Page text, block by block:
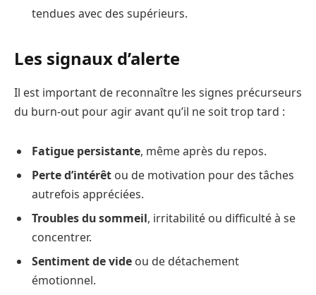
tendues avec des supérieurs.
Les signaux d’alerte
Il est important de reconnaître les signes précurseurs
du burn-out pour agir avant qu’il ne soit trop tard :
Fatigue persistante, même après du repos.
Perte d’intérêt ou de motivation pour des tâches
autrefois appréciées.
Troubles du sommeil, irritabilité ou difficulté à se
concentrer.
Sentiment de vide ou de détachement
émotionnel.